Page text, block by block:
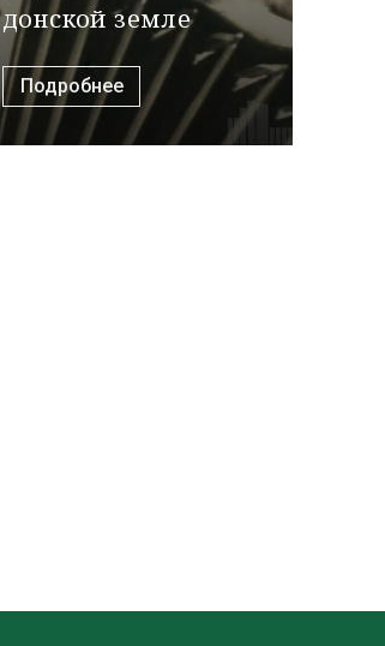
донской земле
Подробнее